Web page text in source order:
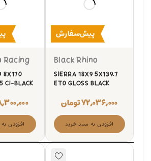
پیش‌سفارش
Black Rhino
SIERRA 18X9 5X139.7
ET0 GLOSS BLACK
۷۲,۰۳۶,۰۰۰تومان
افزودن به سبد خرید
Racing
8X170
CI-BLACK
افزودن